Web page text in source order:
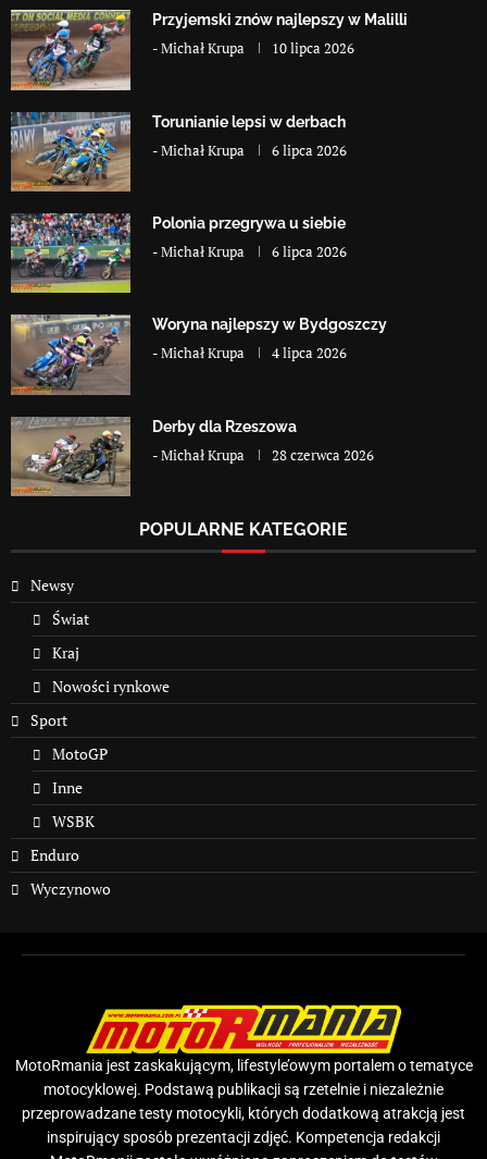
Przyjemski znów najlepszy w Malilli
-Michał Krupa 10 lipca 2026
Torunianie lepsi w derbach
-Michał Krupa 6 lipca 2026
Polonia przegrywa u siebie
-Michał Krupa 6 lipca 2026
Woryna najlepszy w Bydgoszczy
-Michał Krupa 4 lipca 2026
Derby dla Rzeszowa
-Michał Krupa 28 czerwca 2026
POPULARNE KATEGORIE
Newsy
Świat
Kraj
Nowości rynkowe
Sport
MotoGP
Inne
WSBK
Enduro
Wyczynowo
MotoRmania jest zaskakującym, lifestyle’owym portalem o tematyce
motocyklowej. Podstawą publikacji są rzetelnie i niezależnie
przeprowadzane testy motocykli, których dodatkową atrakcją jest
inspirujący sposób prezentacji zdjęć. Kompetencja redakcji